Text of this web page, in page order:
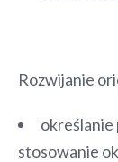
Rozwijanie
określanie
stosowanie